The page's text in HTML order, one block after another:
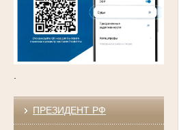
ПРЕЗИДЕНТ РФ